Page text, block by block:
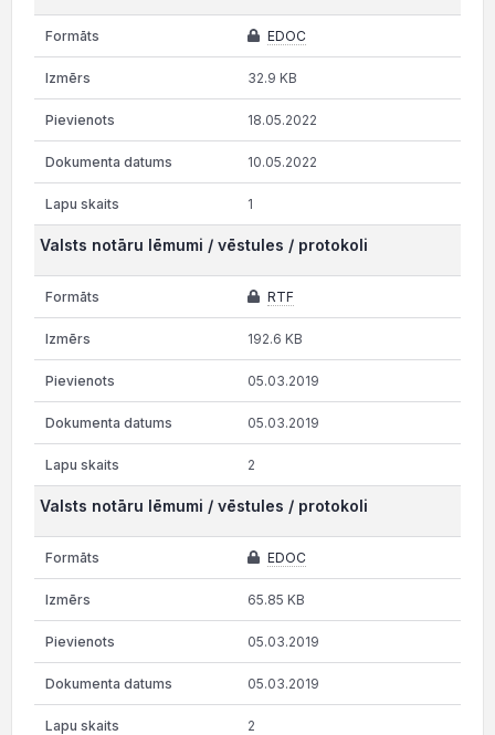
EDOC
32.9 KB
18.05.2022
10.05.2022
1
Valsts notāru lēmumi / vēstules / protokoli
RTF
192.6 KB
05.03.2019
05.03.2019
2
Valsts notāru lēmumi / vēstules / protokoli
EDOC
65.85 KB
05.03.2019
05.03.2019
2